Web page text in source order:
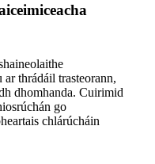
thrádáil trasteorann,
dhomhanda. Cuirimid
go
chlárúcháin